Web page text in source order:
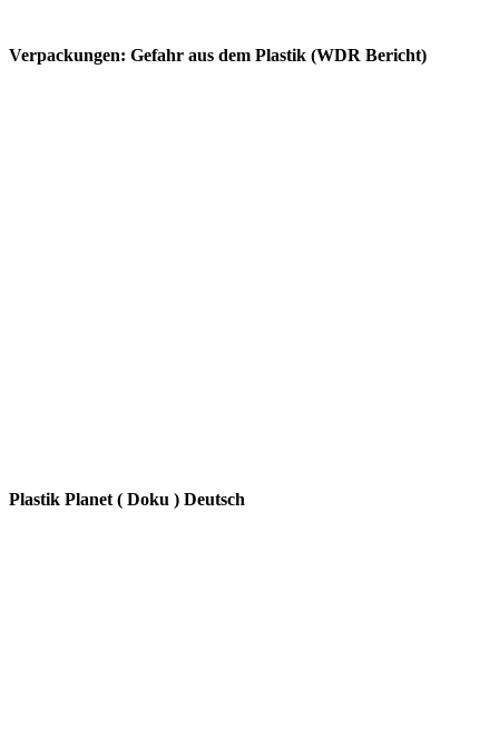
Verpackungen: Gefahr aus dem Plastik (WDR Bericht)
Plastik Planet ( Doku ) Deutsch